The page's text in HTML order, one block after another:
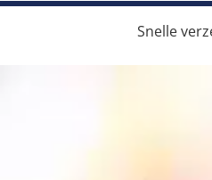
Snelle